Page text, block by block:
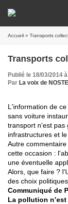
Accueil » Transports
Transports
Publié le 18/03/2014
Par La voix de
L'information de
sans voiture
transport n'est pas
infrastructures et
Autre
cette occasion :
une éventuelle
Alors, que faire ?
des choix
Communiqué de
La pollution